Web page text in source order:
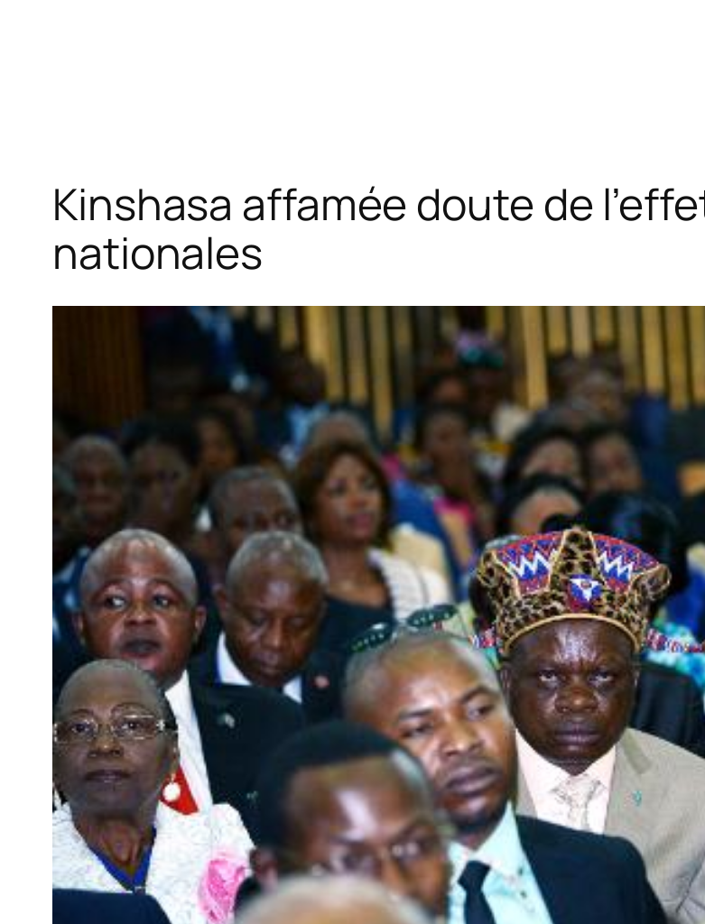
Kinshasa affamée doute de
nationales